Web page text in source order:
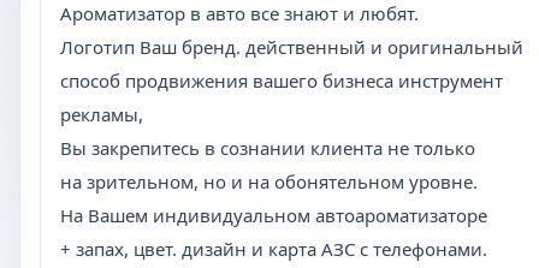
Ароматизатор в авто все знают и любят.
Логотип Ваш бренд. действенный и оригинальный
способ продвижения вашего бизнеса инструмент
рекламы,
Вы закрепитесь в сознании клиента не только
на зрительном, но и на обонятельном уровне.
На Вашем индивидуальном автоароматизаторе
+ запах, цвет. дизайн и карта АЗС с телефонами.